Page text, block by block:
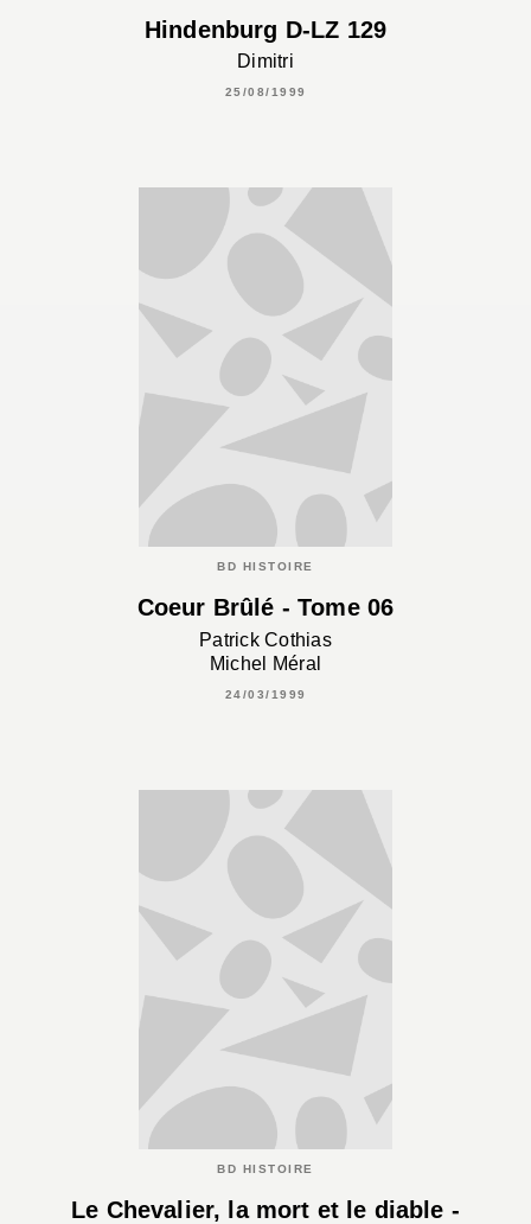
Hindenburg D-LZ 129
Dimitri
25/08/1999
BD HISTOIRE
Coeur Brûlé - Tome 06
Patrick Cothias
Michel Méral
24/03/1999
BD HISTOIRE
Le Chevalier, la mort et le diable -